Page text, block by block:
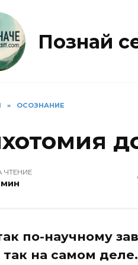
Познай
» ОСОЗНАНИЕ
ЧТЕНИЕ
по-научному
так на самом